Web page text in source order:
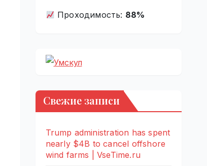
Проходимость: 88%
Свежие записи
Trump administration has spent
nearly $4B to cancel offshore
wind farms | VseTime.ru